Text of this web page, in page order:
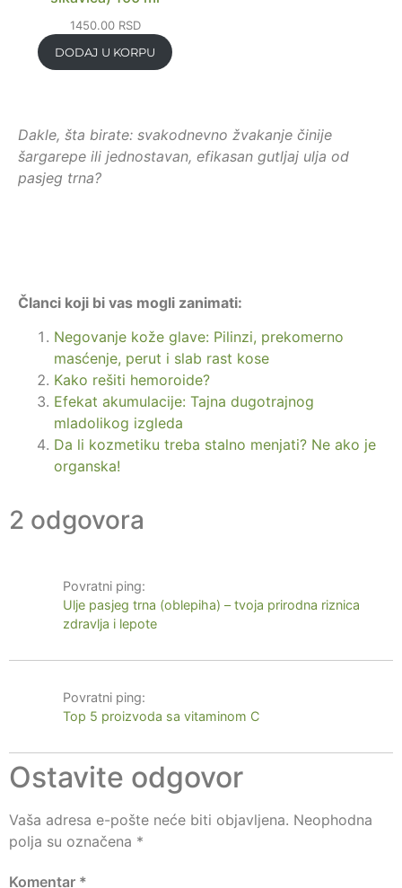
1450.00 RSD
DODAJ U KORPU
Dakle, šta birate: svakodnevno žvakanje činije
šargarepe ili jednostavan, efikasan gutljaj ulja od
pasjeg trna?
Članci koji bi vas mogli zanimati:
Negovanje kože glave: Pilinzi, prekomerno
masćenje, perut i slab rast kose
Kako rešiti hemoroide?
Efekat akumulacije: Tajna dugotrajnog
mladolikog izgleda
Da li kozmetiku treba stalno menjati? Ne ako je
organska!
2 odgovora
Povratni ping:
Ulje pasjeg trna (oblepiha) – tvoja prirodna riznica
zdravlja i lepote
Povratni ping:
Top 5 proizvoda sa vitaminom C
Ostavite odgovor
Vaša adresa e-pošte neće biti objavljena. Neophodna
polja su označena *
Komentar *